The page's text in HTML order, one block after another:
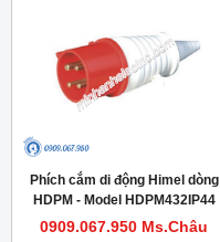
Phích cắm di động Himel dòng
HDPM - Model HDPM432IP44
0909.067.950 Ms.Châu